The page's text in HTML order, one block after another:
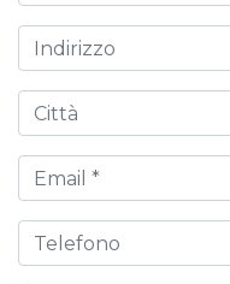
Indirizzo
Città
Email
Telefono